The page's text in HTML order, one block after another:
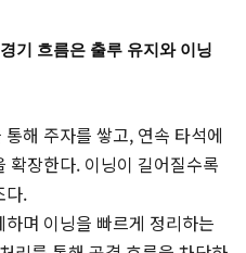
기 흐름은 출루 유지와 이닝
해 주자를 쌓고, 연속 타석에
확장한다. 이닝이 길어질수록
다.
며 이닝을 빠르게 정리하는